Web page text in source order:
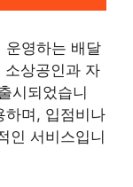
운영하는 배달
소상공인과 자
시되었습니
하며, 입점비나
인 서비스입니